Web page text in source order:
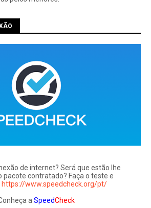
de internet? Será que estão lhe
contratado? Faça o teste e
https://www.speedcheck.org/pt/
a SpeedCheck